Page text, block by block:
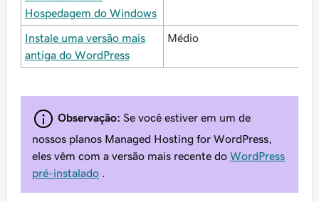
Hospedagem do Windows
Instale uma versão mais
antiga do WordPress
Médio
Observação: Se você estiver em um de
nossos planos Managed Hosting for WordPress,
eles vêm com a versão mais recente do WordPress
pré-instalado